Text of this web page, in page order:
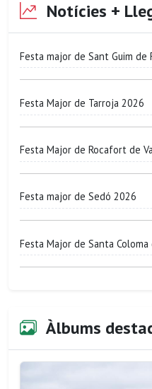
Notícies +
Festa major de Sant Guim
Festa Major de Tarroja 2026
Festa Major de Rocafort de
Festa major de Sedó 2026
Festa Major de Santa
Àlbums